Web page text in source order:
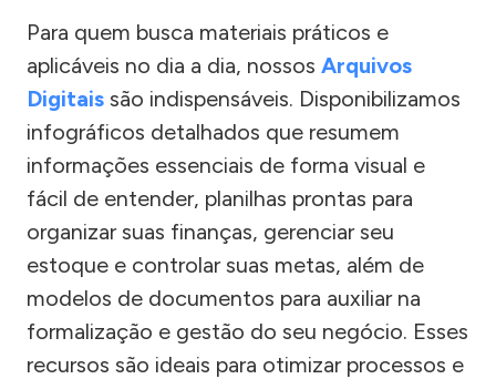
Para quem busca materiais práticos e
aplicáveis no dia a dia, nossos Arquivos
Digitais são indispensáveis. Disponibilizamos
infográficos detalhados que resumem
informações essenciais de forma visual e
fácil de entender, planilhas prontas para
organizar suas finanças, gerenciar seu
estoque e controlar suas metas, além de
modelos de documentos para auxiliar na
formalização e gestão do seu negócio. Esses
recursos são ideais para otimizar processos e